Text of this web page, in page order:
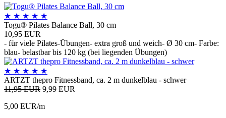
★ ★ ★ ★ ★
Togu® Pilates Balance Ball, 30 cm
10,95 EUR
- für viele Pilates-Übungen- extra groß und weich- Ø 30 cm- Farbe:
blau- belastbar bis 120 kg (bei liegenden Übungen)
★ ★ ★ ★ ★
ARTZT thepro Fitnessband, ca. 2 m dunkelblau - schwer
11,95 EUR 9,99 EUR
5,00 EUR/m